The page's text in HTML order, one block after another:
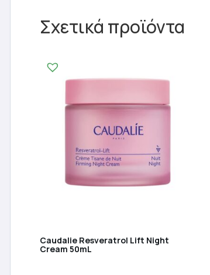
Σχετικά προϊόντα
Caudalie Resveratrol Lift Night
Cream 50mL